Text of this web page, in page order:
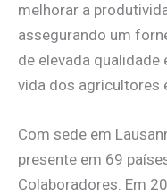
melhorar a
assegurando um
de elevada
vida dos agricultores
Com sede em
presente em 69
Colaboradores. Em